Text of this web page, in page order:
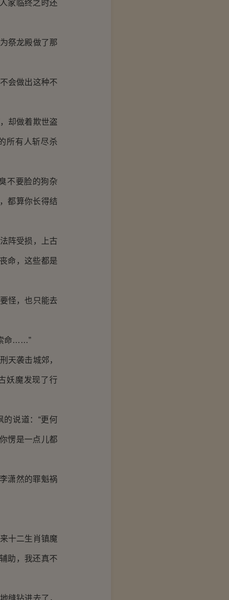
家临终之时还
祭龙殿做了那
会做出这种不
却做着欺世盗
所有人斩尽杀
不要脸的狗杂
都算你长得结
阵受损，上古
命，这些都是
怪，也只能去
命……”
袭击城郊，
妖魔发现了行
说道：“更何
愣是一点儿都
潇然的罪魁祸
十二生肖镇魔
助，我还真不
缝钻进去了，